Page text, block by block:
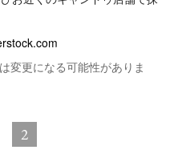
変更になる可能性がありま
2